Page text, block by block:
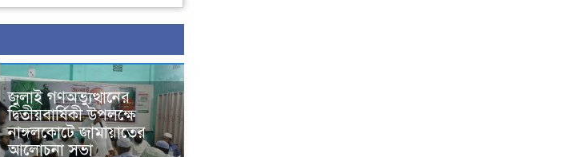
জুলাই গণঅভ্যুত্থানের
দ্বিতীয়বার্ষিকী উপলক্ষে
নাঙ্গলকোটে জামায়াতের
আলোচনা সভা